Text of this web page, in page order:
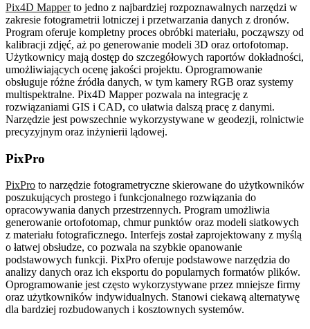
Pix4D Mapperto jedno z najbardziej rozpoznawalnych narzędzi w
zakresie fotogrametrii lotniczej i przetwarzania danych z dronów.
Program oferuje kompletny proces obróbki materiału, począwszy od
kalibracji zdjęć, aż po generowanie modeli 3D oraz ortofotomap.
Użytkownicy mają dostęp do szczegółowych raportów dokładności,
umożliwiających ocenę jakości projektu. Oprogramowanie
obsługuje różne źródła danych, w tym kamery RGB oraz systemy
multispektralne. Pix4D Mapper pozwala na integrację z
rozwiązaniami GIS i CAD, co ułatwia dalszą pracę z danymi.
Narzędzie jest powszechnie wykorzystywane w geodezji, rolnictwie
precyzyjnym oraz inżynierii lądowej.
PixPro
PixPro to narzędzie fotogrametryczne skierowane do użytkowników
poszukujących prostego i funkcjonalnego rozwiązania do
opracowywania danych przestrzennych. Program umożliwia
generowanie ortofotomap, chmur punktów oraz modeli siatkowych
z materiału fotograficznego. Interfejs został zaprojektowany z myślą
o łatwej obsłudze, co pozwala na szybkie opanowanie
podstawowych funkcji. PixPro oferuje podstawowe narzędzia do
analizy danych oraz ich eksportu do popularnych formatów plików.
Oprogramowanie jest często wykorzystywane przez mniejsze firmy
oraz użytkowników indywidualnych. Stanowi ciekawą alternatywę
dla bardziej rozbudowanych i kosztownych systemów.